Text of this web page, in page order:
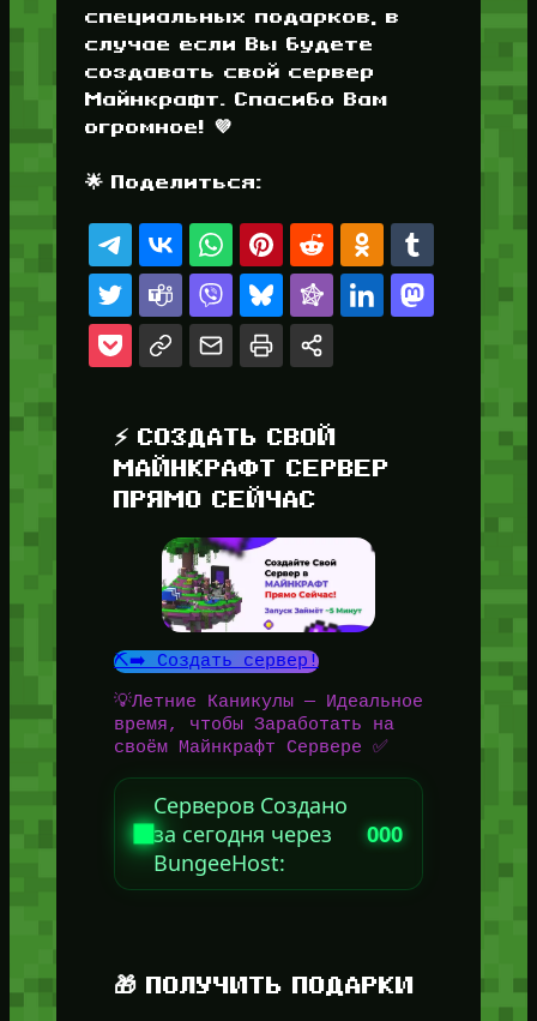
специальных подарков, в
случае если Вы будете
создавать свой сервер
Майнкрафт. Спасибо Вам
огромное! 💜
🌟 Поделиться:
⚡ СОЗДАТЬ СВОЙ
МАЙНКРАФТ СЕРВЕР
ПРЯМО СЕЙЧАС
⛏️➡️ Создать сервер!
💡Летние Каникулы — Идеальное
время, чтобы Заработать на
своём Майнкрафт Сервере ✅
Серверов Создано
за сегодня через
BungeeHost:
000
🎁 ПОЛУЧИТЬ ПОДАРКИ